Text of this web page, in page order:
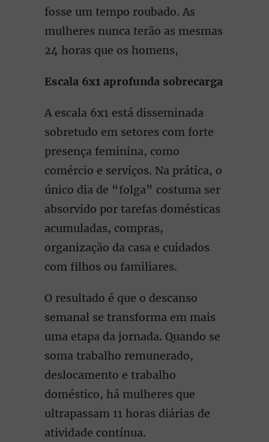
fosse um tempo roubado. As
mulheres nunca terão as mesmas
24 horas que os homens,
Escala 6x1 aprofunda sobrecarga
A escala 6x1 está disseminada
sobretudo em setores com forte
presença feminina, como
comércio e serviços. Na prática, o
único dia de “folga” costuma ser
absorvido por tarefas domésticas
acumuladas, compras,
organização da casa e cuidados
com filhos ou familiares.
O resultado é que o descanso
semanal se transforma em mais
uma etapa da jornada. Quando se
soma trabalho remunerado,
deslocamento e trabalho
doméstico, há mulheres que
ultrapassam 11 horas diárias de
atividade contínua.